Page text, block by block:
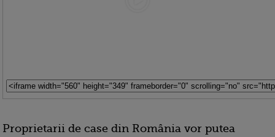
Proprietarii de case din România vor putea